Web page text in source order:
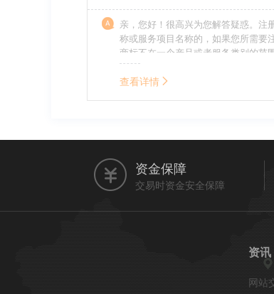
亲，您好！很高兴为您解答疑惑。注
称或服务项目名称的，如果您所需要
商标不在一个产品或者服务类别的范
名称的。希望我的回答能帮到您。
查看详情
资金保障
交易时资金安全保障
资讯
网站